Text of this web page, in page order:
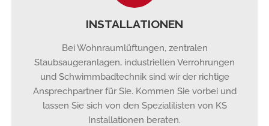
INSTALLATIONEN
Bei Wohnraumlüftungen, zentralen
Staubsaugeranlagen, industriellen Verrohrungen
und Schwimmbadtechnik sind wir der richtige
Ansprechpartner für Sie. Kommen Sie vorbei und
lassen Sie sich von den Spezialilisten von KS
Installationen beraten.